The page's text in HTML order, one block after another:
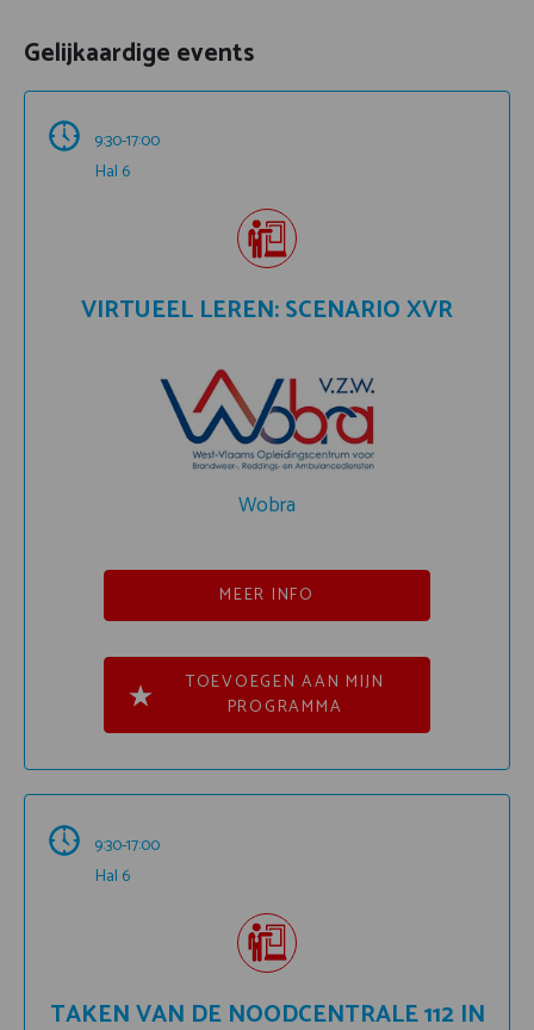
Gelijkaardige events
9:30-17:00
Hal 6
VIRTUEEL LEREN: SCENARIO XVR
Wobra
MEER INFO
TOEVOEGEN AAN MIJN
PROGRAMMA
9:30-17:00
Hal 6
TAKEN VAN DE NOODCENTRALE 112 IN